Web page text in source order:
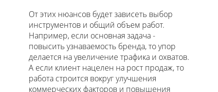
От этих нюансов будет зависеть выбор
инструментов и общий объем работ.
Например, если основная задача -
повысить узнаваемость бренда, то упор
делается на увеличение трафика и охватов.
А если клиент нацелен на рост продаж, то
работа строится вокруг улучшения
коммерческих факторов и повышения